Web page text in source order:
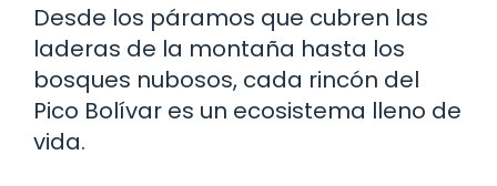
Desde los páramos que cubren las
laderas de la montaña hasta los
bosques nubosos, cada rincón del
Pico Bolívar es un ecosistema lleno de
vida.